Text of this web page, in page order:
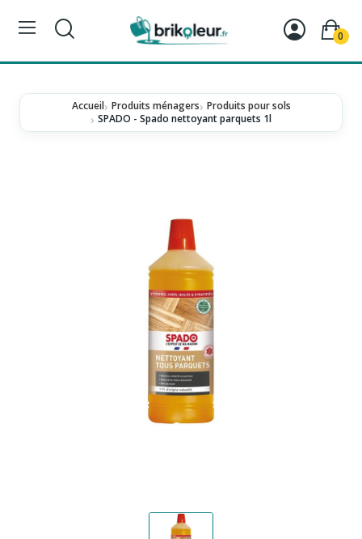
0
Accueil Produits ménagers Produits pour sols
SPADO - Spado nettoyant parquets 1l